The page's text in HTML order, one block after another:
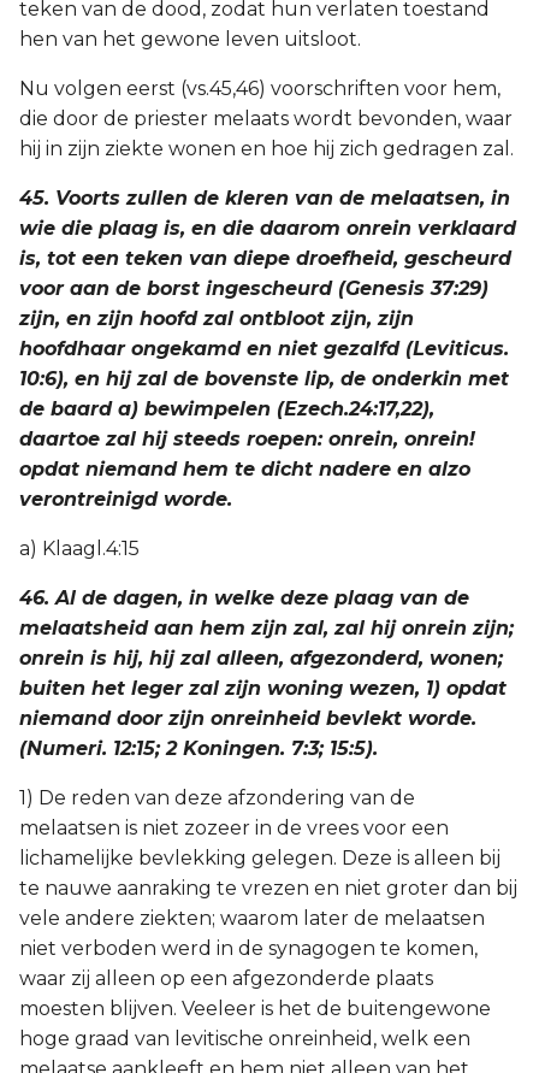
teken van de dood, zodat hun verlaten toestand
hen van het gewone leven uitsloot.
Nu volgen eerst (vs.45,46) voorschriften voor hem,
die door de priester melaats wordt bevonden, waar
hij in zijn ziekte wonen en hoe hij zich gedragen zal.
45. Voorts zullen de kleren van de melaatsen, in
wie die plaag is, en die daarom onrein verklaard
is, tot een teken van diepe droefheid, gescheurd
voor aan de borst ingescheurd (Genesis 37:29)
zijn, en zijn hoofd zal ontbloot zijn, zijn
hoofdhaar ongekamd en niet gezalfd (Leviticus.
10:6), en hij zal de bovenste lip, de onderkin met
de baard a) bewimpelen (Ezech.24:17,22),
daartoe zal hij steeds roepen: onrein, onrein!
opdat niemand hem te dicht nadere en alzo
verontreinigd worde.
a) Klaagl.4:15
46. Al de dagen, in welke deze plaag van de
melaatsheid aan hem zijn zal, zal hij onrein zijn;
onrein is hij, hij zal alleen, afgezonderd, wonen;
buiten het leger zal zijn woning wezen, 1) opdat
niemand door zijn onreinheid bevlekt worde.
(Numeri. 12:15; 2 Koningen. 7:3; 15:5).
1) De reden van deze afzondering van de
melaatsen is niet zozeer in de vrees voor een
lichamelijke bevlekking gelegen. Deze is alleen bij
te nauwe aanraking te vrezen en niet groter dan bij
vele andere ziekten; waarom later de melaatsen
niet verboden werd in de synagogen te komen,
waar zij alleen op een afgezonderde plaats
moesten blijven. Veeleer is het de buitengewone
hoge graad van levitische onreinheid, welk een